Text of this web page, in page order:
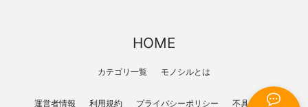
HOME
カテゴリ一覧 モノシルとは
運営者情報 利用規約 プライバシーポリシー 不具合報告